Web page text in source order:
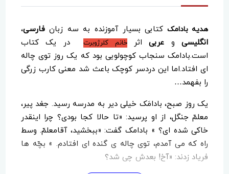
هدیه بادامک کتابی بسیار آموزنده به سه زبانفارسی،
انگلیسیو عربیاثرخانم کلرژوبرتدر یک کتاب
است.بادامک سنجاب کوچولویی بود که یک روز توی چاله
ای افتاد.اما این دردسر کوچک باعث شد معنی کارب زرگی
را بفهمد…
یک روز صبح، بادامَک خیلی دیر به مدرسه رسید. جغد پیر،
معلمّ جنگل، از او پرسید: «تا حالا کجا بودی؟ چرا اینقدر
خاکی شده ای؟ » بادامک گفت: «ببخشید، آقامعلمّ. وسط
راه که می آمدم، توی چاله ی گنده ای افتادم. » بچّه ها
فریاد زدند: «آخ! بعدش چی شد؟